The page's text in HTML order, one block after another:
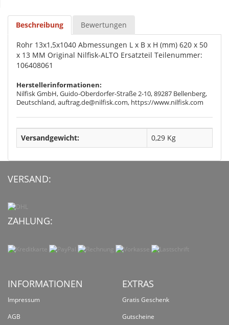
Beschreibung Bewertungen
Rohr 13x1,5x1040 Abmessungen L x B x H (mm) 620 x 50
x 13 MM Original Nilfisk-ALTO Ersatzteil Teilenummer:
106408061
Herstellerinformationen:
Nilfisk GmbH, Guido-Oberdorfer-Straße 2-10, 89287 Bellenberg,
Deutschland, auftrag.de@nilfisk.com, https://www.nilfisk.com
Versandgewicht: 0,29 Kg
VERSAND:
ZAHLUNG:
INFORMATIONEN
Impressum
AGB
EXTRAS
Gratis Geschenk
Gutscheine